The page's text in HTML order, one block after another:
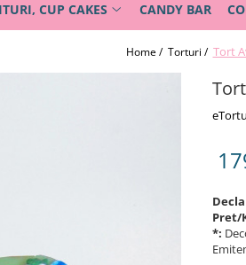
CUP CAKES CANDY BAR
Home / Torturi / Tort
Pret/
*: